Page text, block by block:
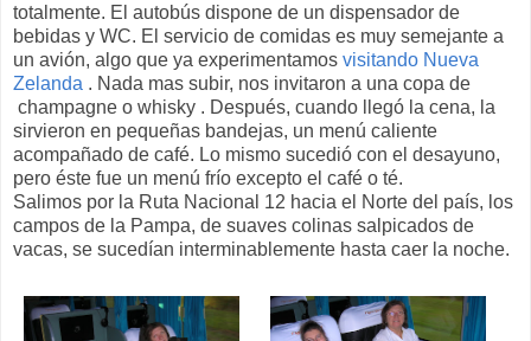
totalmente. El autobús dispone de un dispensador de
bebidas y WC. El servicio de comidas es muy semejante a
un avión, algo que ya experimentamos visitando Nueva
Zelanda . Nada mas subir, nos invitaron a una copa de
champagne o whisky . Después, cuando llegó la cena, la
sirvieron en pequeñas bandejas, un menú caliente
acompañado de café. Lo mismo sucedió con el desayuno,
pero éste fue un menú frío excepto el café o té.
Salimos por la Ruta Nacional 12 hacia el Norte del país, los
campos de la Pampa, de suaves colinas salpicados de
vacas, se sucedían interminablemente hasta caer la noche.